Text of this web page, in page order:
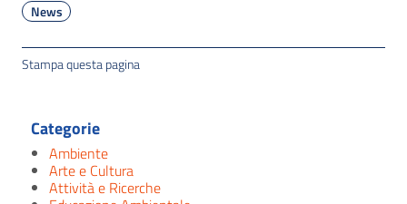
News
Stampa questa pagina
Categorie
Ambiente
Arte e Cultura
Attività e Ricerche